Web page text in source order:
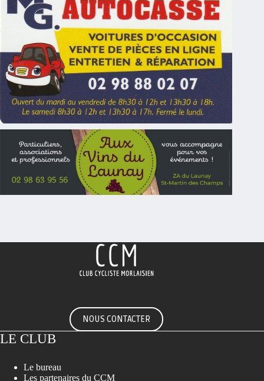
NOUS CONTACTER
LE CLUB
Le bureau
Les partenaires du CCM